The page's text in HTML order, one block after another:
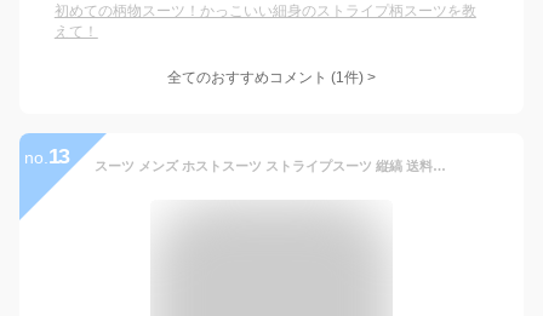
初めての柄物スーツ！かっこいい細身のストライプ柄スーツを教
えて！
全てのおすすめコメント (1件) >
no. 13 スーツ メンズ ホストスーツ ストライプスーツ 縦縞 送料無料 インポート 3Pスーツ 3ピーススーツ スリムスーツ セットアップ 上下セット テーラードジャケット 2020 春 秋 冬 新作 V系 ヴィジュアル系 ホスト お兄系 大人 衣装 ネイビー ベージュ 結婚式 パーティー 2次会